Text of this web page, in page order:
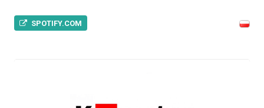
SPOTIFY.COM